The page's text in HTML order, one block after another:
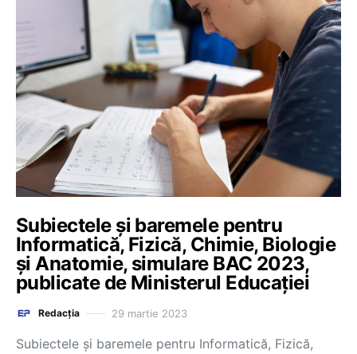
Subiectele și baremele pentru
Informatică, Fizică, Chimie, Biologie
și Anatomie, simulare BAC 2023,
publicate de Ministerul Educației
Redacția 29 martie 2023
Subiectele și baremele pentru Informatică, Fizică,